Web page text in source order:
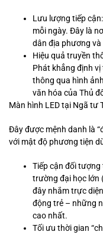
Lưu lượng tiếp
mỗi ngày. Đây là
dân địa phương
Hiệu quả truyền
Phát khẳng định
thông qua hình
văn hóa của Thủ
Màn hình LED tại Ngã tư
Đây được mệnh danh là
với mật độ phương tiện
Tiếp cận đối tượng
trường đại học lớn
đây nhắm trực
động trẻ – những
cao nhất.
Tối ưu thời gian